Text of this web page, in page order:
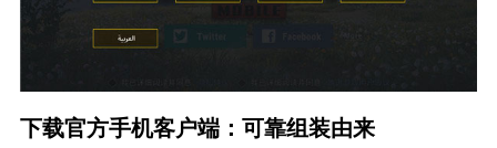
下载官方手机客户端：可靠组装由来